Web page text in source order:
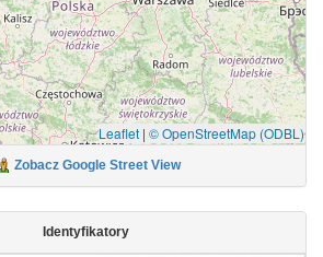
Leaflet | © OpenStreetMap (ODBL)
Zobacz Google Street View
Identyfikatory